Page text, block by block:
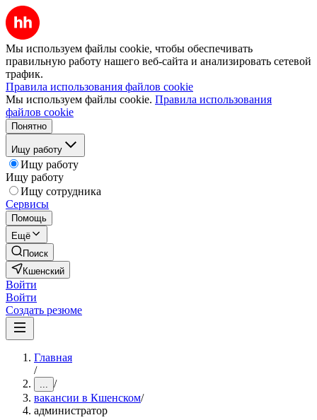
Мы используем файлы cookie, чтобы обеспечивать
правильную работу нашего веб-сайта и анализировать сетевой
трафик.
Правила использования файлов cookie
Мы используем файлы cookie. Правила использования
файлов cookie
Понятно
Ищу работу
Ищу работу
Ищу работу
Ищу сотрудника
Сервисы
Помощь
Ещё
Поиск
Кшенский
Войти
Войти
Создать резюме
Главная
/
... /
вакансии в Кшенском/
администратор